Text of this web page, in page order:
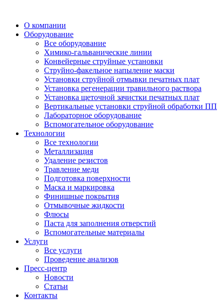
О компании
Оборудование
Все оборудование
Химико-гальванические линии
Конвейерные струйные установки
Струйно-факельное напыление маски
Установки струйной отмывки печатных плат
Установка регенерации травильного раствора
Установка щеточной зачистки печатных плат
Вертикальные установки струйной обработки ПП
Лабораторное оборудование
Вспомогательное оборудование
Технологии
Все технологии
Металлизация
Удаление резистов
Травление меди
Подготовка поверхности
Маска и маркировка
Финишные покрытия
Отмывочные жидкости
Флюсы
Паста для заполнения отверстий
Вспомогательные материалы
Услуги
Все услуги
Проведение анализов
Пресс-центр
Новости
Статьи
Контакты